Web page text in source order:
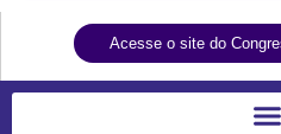
Acesse o site do